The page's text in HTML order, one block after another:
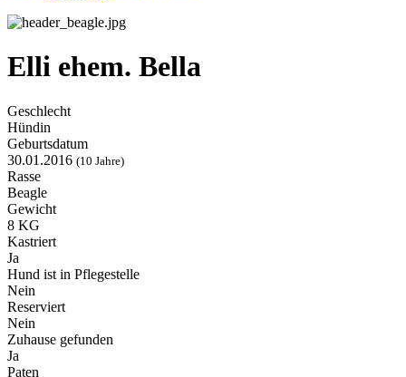
Elli ehem. Bella
Geschlecht
Hündin
Geburtsdatum
30.01.2016 (10 Jahre)
Rasse
Beagle
Gewicht
8 KG
Kastriert
Ja
Hund ist in Pflegestelle
Nein
Reserviert
Nein
Zuhause gefunden
Ja
Paten